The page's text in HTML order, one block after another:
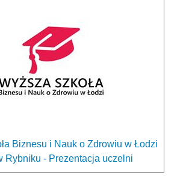
Biznesu i Nauk o Zdrowiu w Łodzi
Rybniku - Prezentacja uczelni